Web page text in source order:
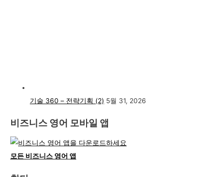
기술 360 – 전략기획 (2) 5월 31, 2026
비즈니스 영어 모바일 앱
모든 비즈니스 영어 앱